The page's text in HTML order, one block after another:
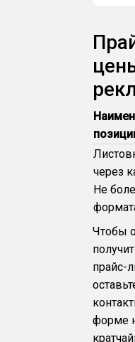
через
Не
Чтобы
прайс-
форме